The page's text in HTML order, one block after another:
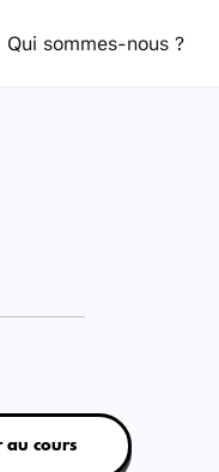
Qui sommes-nous ?
au cours